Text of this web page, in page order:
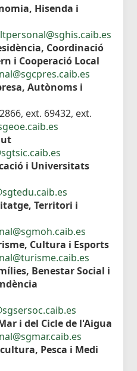
Hisenda i
Coordinació
i Cooperació Local
Autònoms i
ext. 69432, ext.
i Universitats
Territori i
Cultura i Esports
Benestar Social i
i del Cicle de l'Aigua
Pesca i Medi